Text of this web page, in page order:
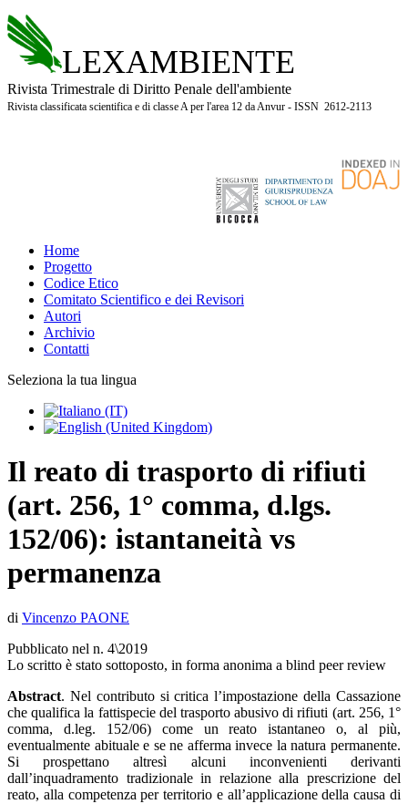
LEXAMBIENTE
Rivista Trimestrale di Diritto Penale dell'ambiente
Rivista classificata scientifica e di classe A per l'area 12 da Anvur - ISSN 2612-2113
Home
Progetto
Codice Etico
Comitato Scientifico e dei Revisori
Autori
Archivio
Contatti
Seleziona la tua lingua
Il reato di trasporto di rifiuti
(art. 256, 1° comma, d.lgs.
152/06): istantaneità vs
permanenza
di Vincenzo PAONE
Pubblicato nel n. 4\2019
Lo scritto è stato sottoposto, in forma anonima a blind peer review
Abstract. Nel contributo si critica l’impostazione della Cassazione
che qualifica la fattispecie del trasporto abusivo di rifiuti (art. 256, 1°
comma, d.leg. 152/06) come un reato istantaneo o, al più,
eventualmente abituale e se ne afferma invece la natura permanente.
Si prospettano altresì alcuni inconvenienti derivanti
dall’inquadramento tradizionale in relazione alla prescrizione del
reato, alla competenza per territorio e all’applicazione della causa di